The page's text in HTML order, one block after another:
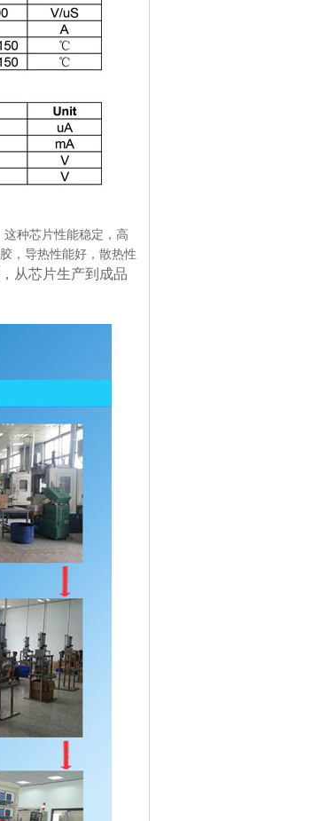
这种芯片性能稳定，高
，导热性能好，散热性
从芯片生产到成品